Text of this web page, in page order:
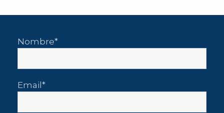
Nombre
Email